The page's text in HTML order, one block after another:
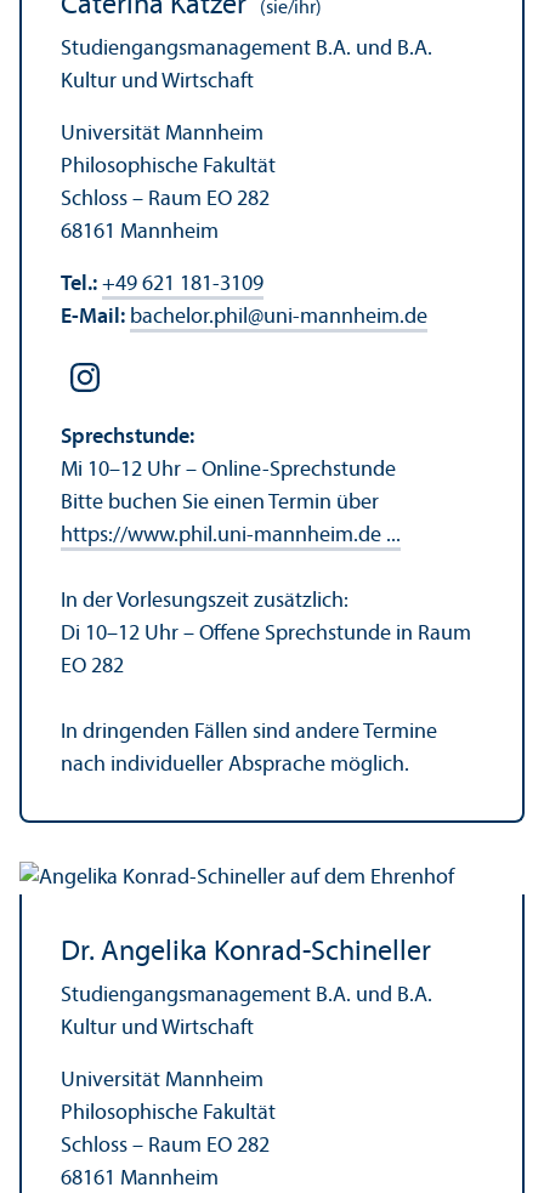
Caterina Katzer (sie/ihr)
Studien­gangs­management B.A. und B.A.
Kultur und Wirtschaft
Universität Mannheim
Philosophische Fakultät
Schloss – Raum EO 282
68161 Mannheim
Tel.: +49 621 181-3109
E-Mail: bachelor.phil@uni-mannheim.de
Sprechstunde:
Mi 10–12 Uhr – Online-Sprechstunde
Bitte buchen Sie einen Termin über
https://www.phil.uni-mannheim.de ...
In der Vorlesungs­zeit zusätzlich:
Di 10–12 Uhr – Offene Sprechstunde in Raum
EO 282
In dringenden Fällen sind andere Termine
nach individueller Absprache möglich.
Dr. Angelika Konrad-Schineller
Studien­gangs­management B.A. und B.A.
Kultur und Wirtschaft
Universität Mannheim
Philosophische Fakultät
Schloss – Raum EO 282
68161 Mannheim